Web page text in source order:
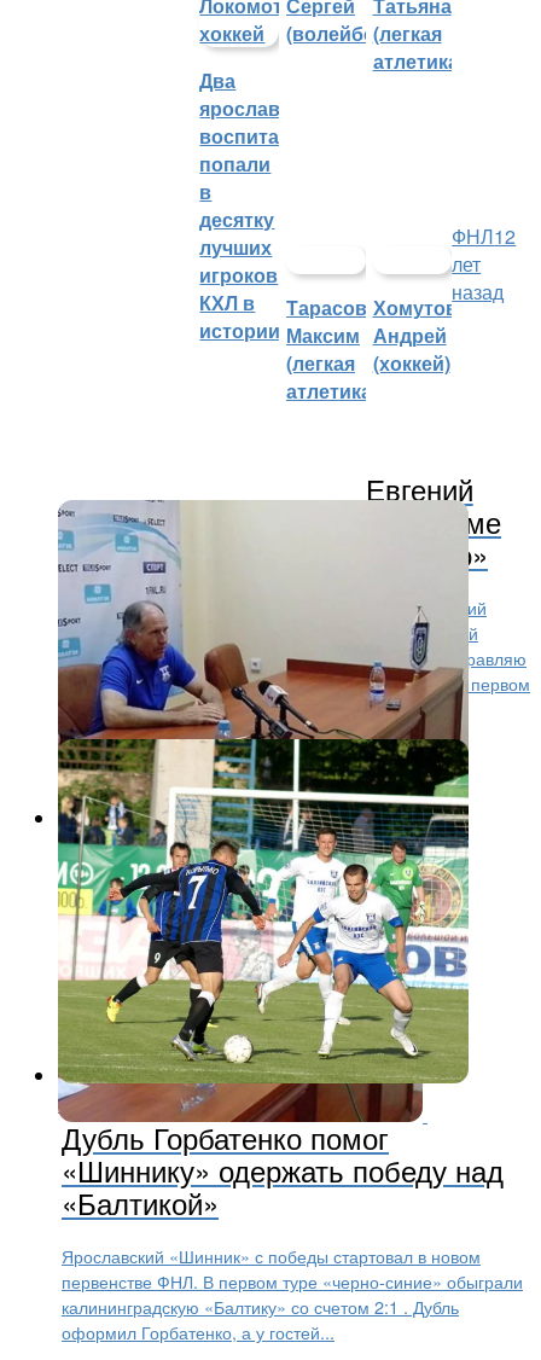
Два
ярославских
воспитанника
попали
в
десятку
лучших
игроков
КХЛ в
истории
(волейбол)(легкая
атлетика)
Тарасов
Максим
(легкая
атлетика)
Хомутов
Андрей
(хоккей)
ФНЛ12
лет
назад
Евгений
Перевертайло: «В первом тайме
моя команда выглядела робко»
Главный тренер калининградской «Балтики» Евгений
Перевертайло прокомментировал поражение своей
команды от ярославского «Шинника» (1:2) — Поздравляю
всех с началом сезона, — сказал Перевертайло. В первом
тайме...
ФНЛ12 лет назад
Дубль Горбатенко помог
«Шиннику» одержать победу над
«Балтикой»
Ярославский «Шинник» с победы стартовал в новом
первенстве ФНЛ. В первом туре «черно-синие» обыграли
калининградскую «Балтику» со счетом 2:1 . Дубль
оформил Горбатенко, а у гостей...